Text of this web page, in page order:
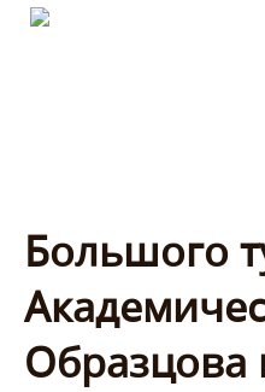
Большого
Образцова